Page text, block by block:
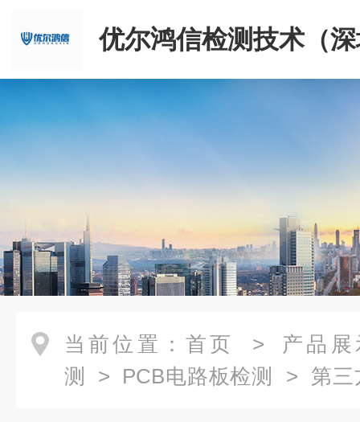
优尔鸿信检测技术（
限公司
当前位置： 首页 > 产品展
测
> PCB电路板检测
> 第三